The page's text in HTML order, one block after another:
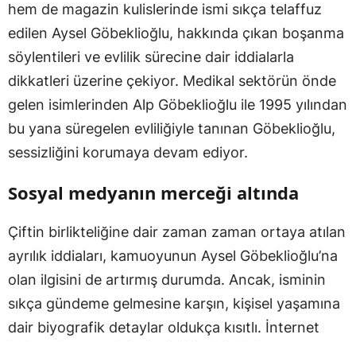
hem de magazin kulislerinde ismi sıkça telaffuz
edilen Aysel Göbeklioğlu, hakkında çıkan boşanma
söylentileri ve evlilik sürecine dair iddialarla
dikkatleri üzerine çekiyor. Medikal sektörün önde
gelen isimlerinden Alp Göbeklioğlu ile 1995 yılından
bu yana süregelen evliliğiyle tanınan Göbeklioğlu,
sessizliğini korumaya devam ediyor.
Sosyal medyanın merceği altında
Çiftin birlikteliğine dair zaman zaman ortaya atılan
ayrılık iddiaları, kamuoyunun Aysel Göbeklioğlu’na
olan ilgisini de artırmış durumda. Ancak, isminin
sıkça gündeme gelmesine karşın, kişisel yaşamına
dair biyografik detaylar oldukça kısıtlı. İnternet